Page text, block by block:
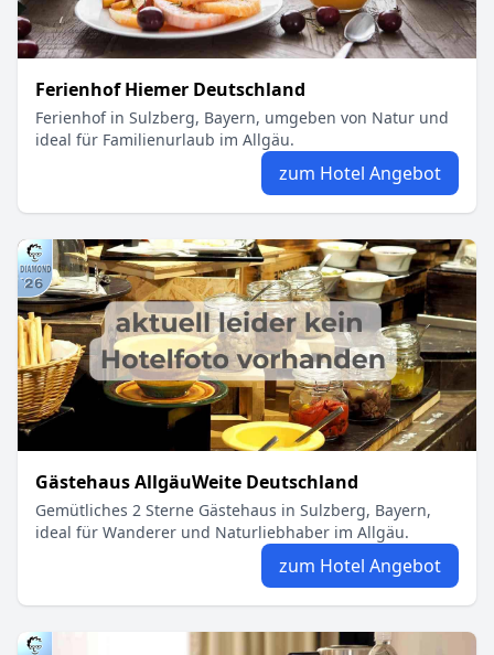
Ferienhof Hiemer Deutschland
Ferienhof in Sulzberg, Bayern, umgeben von Natur und
ideal für Familienurlaub im Allgäu.
zum Hotel Angebot
Gästehaus AllgäuWeite Deutschland
Gemütliches 2 Sterne Gästehaus in Sulzberg, Bayern,
ideal für Wanderer und Naturliebhaber im Allgäu.
zum Hotel Angebot